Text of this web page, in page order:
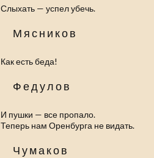
Слыхать — успел убечь.
Мясников
Как есть беда!
Федулов
И пушки — все пропало.
Теперь нам Оренбурга не видать.
Чумаков